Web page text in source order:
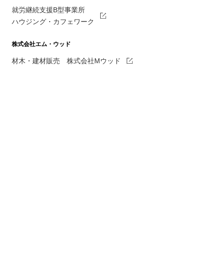
就労継続支援B型事業所
ハウジング・カフェワーク
株式会社エム・ウッド
材木・建材販売 株式会社Mウッド